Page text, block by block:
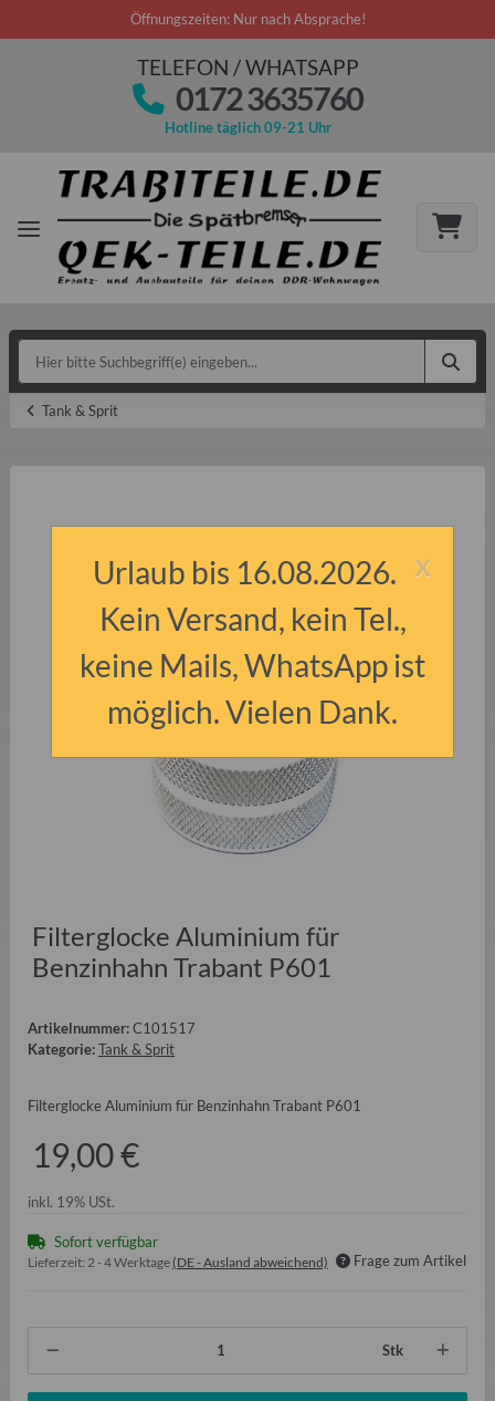
Öffnungszeiten: Nur nach Absprache!
TELEFON / WHATSAPP
0172 3635760
Hotline täglich 09-21 Uhr
Tank & Sprit
Filterglocke Aluminium für
Benzinhahn Trabant P601
Artikelnummer:C101517
Kategorie:Tank & Sprit
Filterglocke Aluminium für Benzinhahn Trabant P601
19,00 €
inkl. 19% USt.
Sofort verfügbar
Lieferzeit: 2 - 4 Werktage (DE - Ausland abweichend) Frage zum Artikel
Stk
x
Urlaub bis 16.08.2026.
Kein Versand, kein Tel.,
keine Mails, WhatsApp ist
möglich. Vielen Dank.